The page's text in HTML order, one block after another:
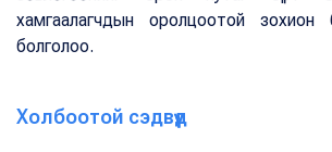
хамгаалагчдын оролцоотой зохион
болголоо.
Холбоотой сэдвүүд